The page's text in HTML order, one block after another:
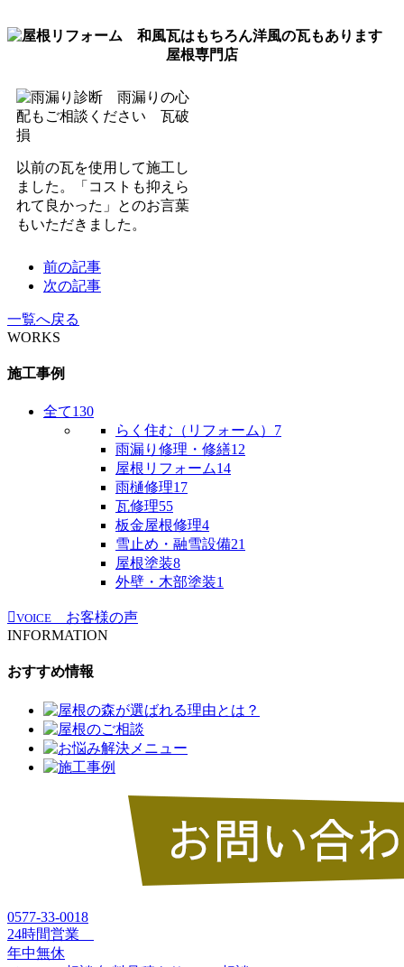
以前の瓦を使用して施工し
ました。「コストも抑えら
れて良かった」とのお言葉
もいただきました。
前の記事
次の記事
一覧へ戻る
WORKS
施工事例
全て130
らく住む（リフォーム） 7
雨漏り修理・修繕12
屋根リフォーム14
雨樋修理17
瓦修理55
板金屋根修理4
雪止め・融雪設備21
屋根塗装8
外壁・木部塗装1
VOICE
お客様の声
INFORMATION
おすすめ情報
0577-33-0018
24時間営業
年中無休